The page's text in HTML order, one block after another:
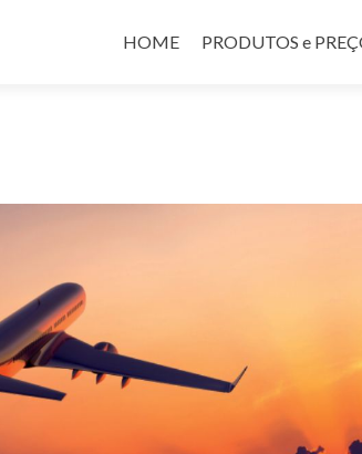
HOME
PRODUTOS e